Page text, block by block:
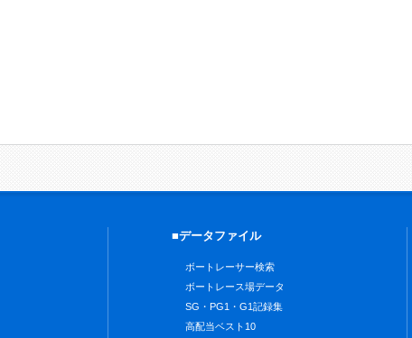
■データファイル
ボートレーサー検索
ボートレース場データ
SG・PG1・G1記録集
高配当ベスト10